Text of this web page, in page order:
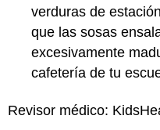
verduras de
que las sosas
excesivamente
cafetería de tu
Revisor médico: